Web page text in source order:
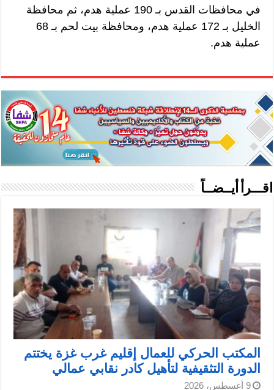
في محافظات القدس بـ 190 عملية هدم، ثم محافظة
الخليل بـ 172 عملية هدم، ومحافظة بيت لحم بـ 68
عملية هدم.
اقـــرأ أيــضــاً
المكتب الحركي للعمال إقليم غرب غزة يختتم
الدورة التثقيفية لتأهيل كادر نقابي عمالي
9 أغسطس، 2026